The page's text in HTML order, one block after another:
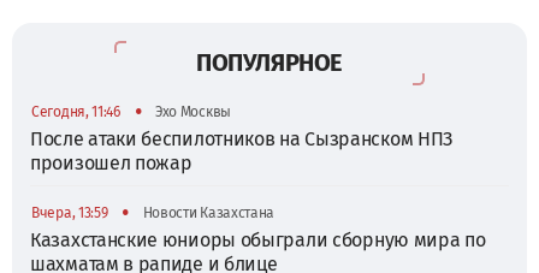
ПОПУЛЯРНОЕ
Сегодня, 11:46 • Эхо Москвы
После атаки беспилотников на Сызранском НПЗ
произошел пожар
Вчера, 13:59 • Новости Казахстана
Казахстанские юниоры обыграли сборную мира по
шахматам в рапиде и блице